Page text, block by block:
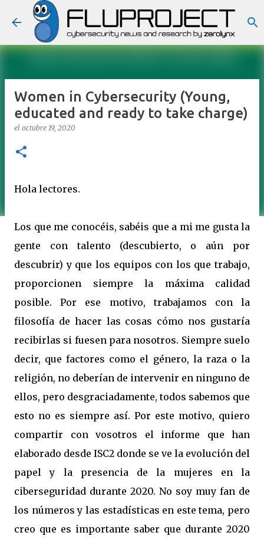
Ir al contenido principal
Women in Cybersecurity (Young,
educated and ready to take charge)
el octubre 19, 2020
Hola lectores.
Los que me conocéis, sabéis que a mi me gusta la
gente con talento (descubierto, o aún por
descubrir) y que los equipos con los que trabajo,
proporcionen siempre la máxima calidad
posible. Por ese motivo, trabajamos con la
filosofía de hacer las cosas cómo nos gustaría
recibirlas si fuesen para nosotros. Siempre suelo
decir, que factores como el género, la raza o la
religión, no deberían de intervenir en ninguno de
ellos, pero desgraciadamente, todos sabemos que
esto no es siempre así. Por este motivo, quiero
compartir con vosotros el informe que han
elaborado desde ISC2 donde se ve la evolución del
papel y la presencia de la mujeres en la
ciberseguridad durante 2020. No soy muy fan de
los números y las estadísticas en este tema, pero
creo que es importante saber que durante 2020